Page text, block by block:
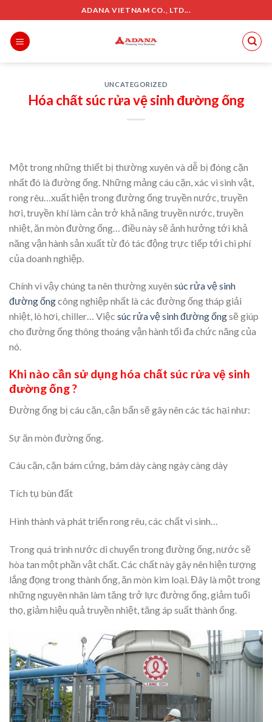
to
content
ADANA VIETNAM CO., LTD...
UNCATEGORIZED
Hóa chất súc rửa vệ sinh đường ống
Một trong những thiết bị thường xuyên và dễ bị đóng cặn
nhất đó là đường ống. Những mảng cáu cặn, xác vi sinh vật,
rong rêu…xuất hiện trong đường ống truyền nước, truyền
hơi, truyền khí làm cản trở khả năng truyền nước, truyền
nhiệt, ăn mòn đường ống… điều này sẽ ảnh hưởng tới khả
năng vận hành sản xuất từ đó tác động trực tiếp tới chi phí
của doanh nghiệp.
Chính vì vậy chúng ta nên thường xuyên súc rửa vệ sinh
đường ốngcông nghiệp nhất là các đường ống tháp giải
nhiệt, lò hơi, chiller… Việc súc rửa vệ sinh đường ốngsẽ giúp
cho đường ống thông thoáng vận hành tối đa chức năng của
nó.
Khi nào cần sử dụng hóa chất súc rửa vệ sinh
đường ống ?
Đường ống bị cáu cặn, cận bẩn sẽ gây nên các tác hại như:
Sự ăn mòn đường ống.
Cáu cặn, cặn bám cứng, bám dày càng ngày càng dày
Tích tụ bùn đất
Hình thành và phát triển rong rêu, các chất vi sinh…
Trong quá trình nước di chuyển trong đường ống, nước sẽ
hòa tan một phần vật chất. Các chất này gây nên hiện tượng
lắng đọng trong thành ống, ăn mòn kim loại. Đây là một trong
những nguyên nhân làm tăng trở lực đường ống, giảm tuổi
thọ, giảm hiệu quả truyền nhiệt, tăng áp suất thành ống.